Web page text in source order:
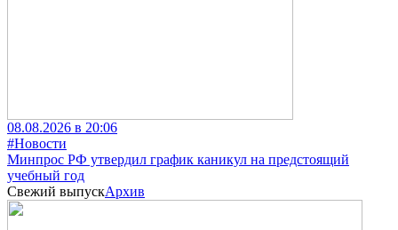
08.08.2026 в 20:06
#Новости
Минпрос РФ утвердил график каникул на предстоящий
учебный год
Свежий выпускАрхив